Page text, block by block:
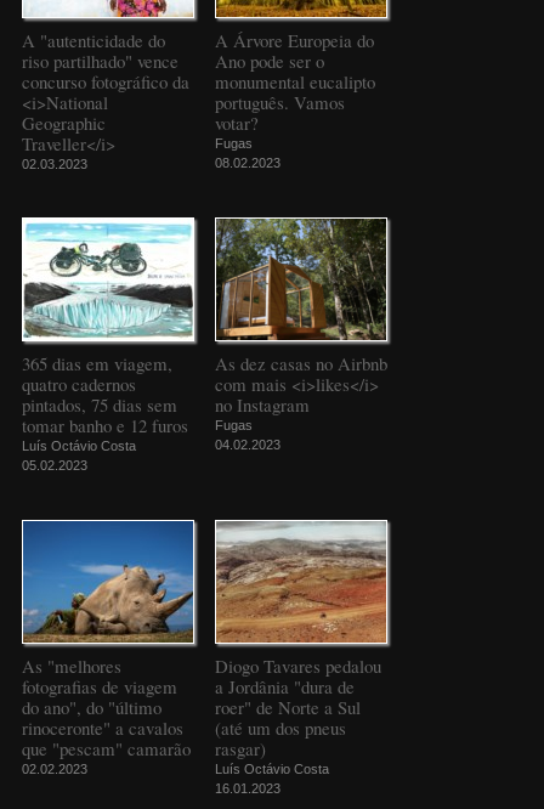
A "autenticidade do
riso partilhado" vence
concurso fotográfico da
<i>National
Geographic
Traveller</i>
02.03.2023
A Árvore Europeia do
Ano pode ser o
monumental eucalipto
português. Vamos
votar?
Fugas
08.02.2023
365 dias em viagem,
quatro cadernos
pintados, 75 dias sem
tomar banho e 12 furos
Luís Octávio Costa
05.02.2023
As dez casas no Airbnb
com mais <i>likes</i>
no Instagram
Fugas
04.02.2023
As "melhores
fotografias de viagem
do ano", do "último
rinoceronte" a cavalos
que "pescam" camarão
02.02.2023
Diogo Tavares pedalou
a Jordânia "dura de
roer" de Norte a Sul
(até um dos pneus
rasgar)
Luís Octávio Costa
16.01.2023